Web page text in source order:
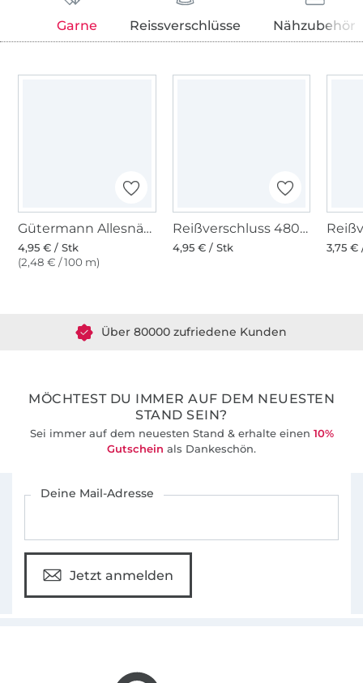
Garne Reissverschlüsse Nähzubehör
Gütermann Allesnäher (156) hellrot
4,95 € / Stk
(2,48 € / 100 m)
Reißverschluss 4800, signalrot
4,95 € / Stk 3,75 €
MÖCHTEST DU IMMER AUF DEM NEUESTEN
STAND SEIN?
Sei immer auf dem neuesten Stand & erhalte einen 10%
Gutschein als Dankeschön.
Deine Mail-Adresse
Jetzt anmelden